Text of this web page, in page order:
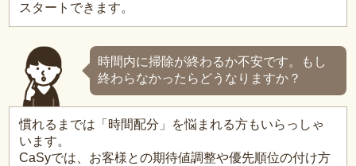
スタートできます。
時間内に掃除が終わるか不安です。もし
終わらなかったらどうなりますか？
慣れるまでは「時間配分」を悩まれる方もいらっしゃ
います。
CaSyでは、お客様との期待値調整や優先順位の付け方